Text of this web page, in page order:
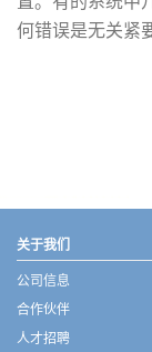
何错误是无关紧
关于我们
公司信息
合作伙伴
人才招聘